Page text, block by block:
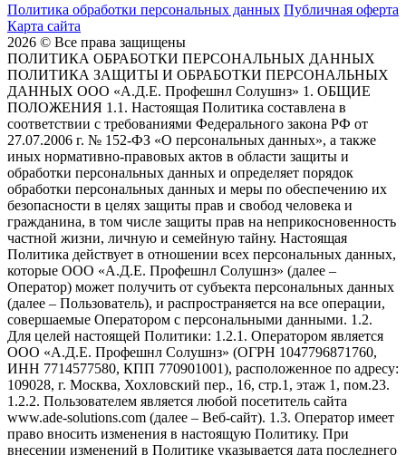
Политика обработки персональных данных Публичная оферта
Карта сайта
2026 © Все права защищены
ПОЛИТИКА ОБРАБОТКИ ПЕРСОНАЛЬНЫХ ДАННЫХ
ПОЛИТИКА ЗАЩИТЫ И ОБРАБОТКИ ПЕРСОНАЛЬНЫХ
ДАННЫХ ООО «А.Д.Е. Профешнл Солушнз» 1. ОБЩИЕ
ПОЛОЖЕНИЯ 1.1. Настоящая Политика составлена в
соответствии с требованиями Федерального закона РФ от
27.07.2006 г. № 152-ФЗ «О персональных данных», а также
иных нормативно-правовых актов в области защиты и
обработки персональных данных и определяет порядок
обработки персональных данных и меры по обеспечению их
безопасности в целях защиты прав и свобод человека и
гражданина, в том числе защиты прав на неприкосновенность
частной жизни, личную и семейную тайну. Настоящая
Политика действует в отношении всех персональных данных,
которые ООО «А.Д.Е. Профешнл Солушнз» (далее –
Оператор) может получить от субъекта персональных данных
(далее – Пользователь), и распространяется на все операции,
совершаемые Оператором с персональными данными. 1.2.
Для целей настоящей Политики: 1.2.1. Оператором является
ООО «А.Д.Е. Профешнл Солушнз» (ОГРН 1047796871760,
ИНН 7714577580, КПП 770901001), расположенное по адресу:
109028, г. Москва, Хохловский пер., 16, стр.1, этаж 1, пом.23.
1.2.2. Пользователем является любой посетитель сайта
www.ade-solutions.com (далее – Веб-сайт). 1.3. Оператор имеет
право вносить изменения в настоящую Политику. При
внесении изменений в Политике указывается дата последнего